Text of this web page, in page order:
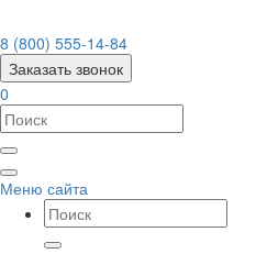
8 (800) 555-14-84
Заказать звонок
0
Меню сайта